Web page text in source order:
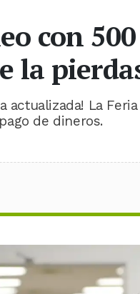
con
la
actualizada! La
de dineros.